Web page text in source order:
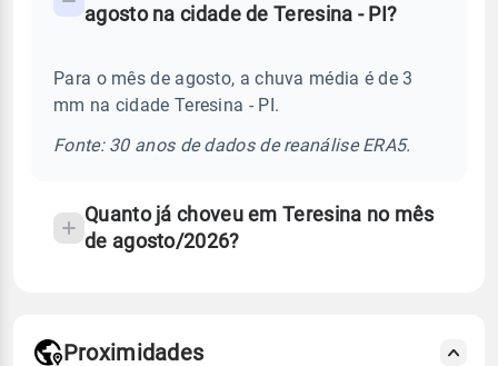
Perguntas
sobre
chuva
agosto na cidade de Teresina - PI?
Para o mês de agosto, a chuva média é de 3
mm na cidade Teresina - PI.
Fonte: 30 anos de dados de reanálise ERA5.
Quanto já choveu em Teresina no mês
de agosto/2026?
Proximidades